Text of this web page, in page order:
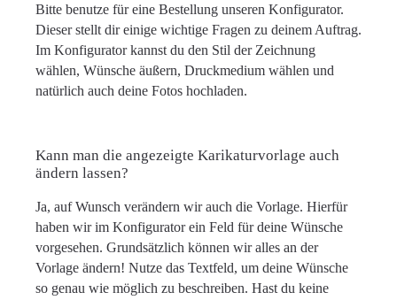
Bitte benutze für eine Bestellung unseren Konfigurator.
Dieser stellt dir einige wichtige Fragen zu deinem Auftrag.
Im Konfigurator kannst du den Stil der Zeichnung
wählen, Wünsche äußern, Druckmedium wählen und
natürlich auch deine Fotos hochladen.
Kann man die angezeigte Karikaturvorlage auch
ändern lassen?
Ja, auf Wunsch verändern wir auch die Vorlage. Hierfür
haben wir im Konfigurator ein Feld für deine Wünsche
vorgesehen. Grundsätzlich können wir alles an der
Vorlage ändern! Nutze das Textfeld, um deine Wünsche
so genau wie möglich zu beschreiben. Hast du keine